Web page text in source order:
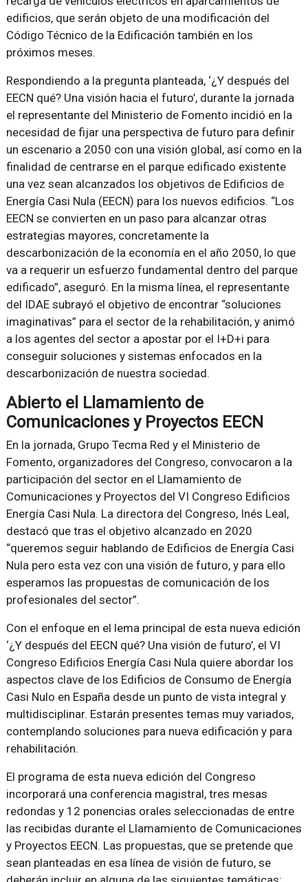
edificios, que serán objeto de una modificación del
Código Técnico de la Edificación también en los
próximos meses.
Respondiendo a la pregunta planteada, ‘¿Y después del
EECN qué? Una visión hacia el futuro’, durante la jornada
el representante del Ministerio de Fomento incidió en la
necesidad de fijar una perspectiva de futuro para definir
un escenario a 2050 con una visión global, así como en la
finalidad de centrarse en el parque edificado existente
una vez sean alcanzados los objetivos de Edificios de
Energía Casi Nula (EECN) para los nuevos edificios. “Los
EECN se convierten en un paso para alcanzar otras
estrategias mayores, concretamente la
descarbonización de la economía en el año 2050, lo que
va a requerir un esfuerzo fundamental dentro del parque
edificado”, aseguró. En la misma línea, el representante
del IDAE subrayó el objetivo de encontrar “soluciones
imaginativas” para el sector de la rehabilitación, y animó
a los agentes del sector a apostar por el I+D+i para
conseguir soluciones y sistemas enfocados en la
descarbonización de nuestra sociedad.
Abierto el Llamamiento de
Comunicaciones y Proyectos EECN
En la jornada, Grupo Tecma Red y el Ministerio de
Fomento, organizadores del Congreso, convocaron a la
participación del sector en el Llamamiento de
Comunicaciones y Proyectos del VI Congreso Edificios
Energía Casi Nula. La directora del Congreso, Inés Leal,
destacó que tras el objetivo alcanzado en 2020
“queremos seguir hablando de Edificios de Energía Casi
Nula pero esta vez con una visión de futuro, y para ello
esperamos las propuestas de comunicación de los
profesionales del sector”.
Con el enfoque en el lema principal de esta nueva edición
‘¿Y después del EECN qué? Una visión de futuro’, el VI
Congreso Edificios Energía Casi Nula quiere abordar los
aspectos clave de los Edificios de Consumo de Energía
Casi Nulo en España desde un punto de vista integral y
multidisciplinar. Estarán presentes temas muy variados,
contemplando soluciones para nueva edificación y para
rehabilitación.
El programa de esta nueva edición del Congreso
incorporará una conferencia magistral, tres mesas
redondas y 12 ponencias orales seleccionadas de entre
las recibidas durante el Llamamiento de Comunicaciones
y Proyectos EECN. Las propuestas, que se pretende que
sean planteadas en esa línea de visión de futuro, se